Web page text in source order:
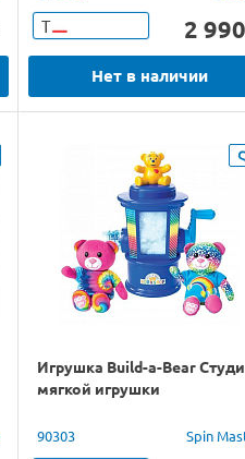
Т 2 990
Нет в наличии
Игрушка Build-a-Bear
мягкой игрушки
90303 Spin